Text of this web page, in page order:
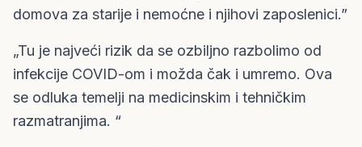
domova za starije i nemoćne i njihovi zaposlenici.”
„Tu je najveći rizik da se ozbiljno razbolimo od
infekcije COVID-om i možda čak i umremo. Ova
se odluka temelji na medicinskim i tehničkim
razmatranjima. “